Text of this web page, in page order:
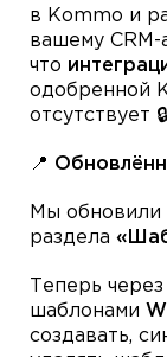
в Kommo и
вашему CRM-
что
одобренной
отсутствует
📍
Мы обновили
раздела
Теперь
шаблонами
создавать,